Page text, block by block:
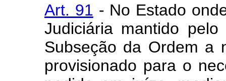
Art. 91 - No Estado
Judiciária mantido
Subseção da Ordem a
provisionado para o